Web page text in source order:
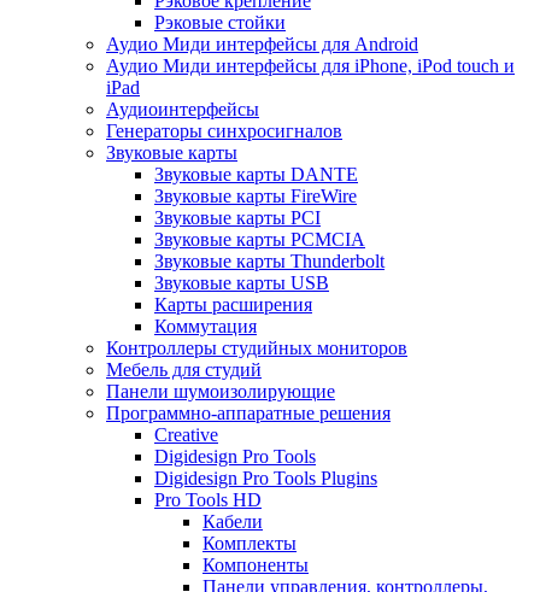
Рэковые стойки
Аудио Миди интерфейсы для Android
Аудио Миди интерфейсы для iPhone, iPod touch и
iPad
Аудиоинтерфейсы
Генераторы синхросигналов
Звуковые карты
Звуковые карты DANTE
Звуковые карты FireWire
Звуковые карты PCI
Звуковые карты PCMCIA
Звуковые карты Thunderbolt
Звуковые карты USB
Карты расширения
Коммутация
Контроллеры студийных мониторов
Мебель для студий
Панели шумоизолирующие
Программно-аппаратные решения
Creative
Digidesign Pro Tools
Digidesign Pro Tools Plugins
Pro Tools HD
Кабели
Комплекты
Компоненты
Панели управления, контроллеры,